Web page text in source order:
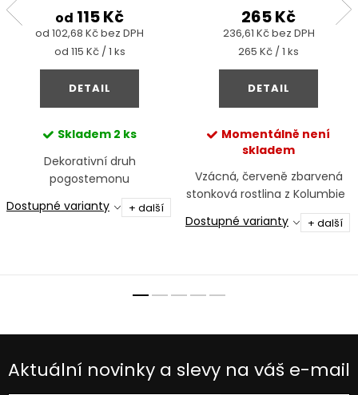
od 102,68 Kč bez DPH
od 115 Kč
Měrná
cena:
od 115 Kč / 1 ks
DETAIL
Skladem 2 ks
Dekorativní druh
pogostemonu
Dostupné varianty
+ další
236,61 Kč bez DPH
265 Kč
Měrná
cena:
265 Kč / 1 ks
DETAIL
Momentálně není
skladem
Vzácná, červeně zbarvená
stonková rostlina z Kolumbie
Dostupné varianty
+ další
Aktuální novinky a slevy na váš e-mail